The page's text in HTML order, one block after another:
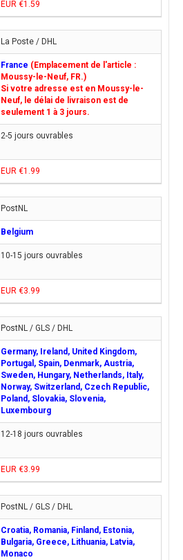
EUR €1.59
La Poste / DHL
France (Emplacement de l'article :
Moussy-le-Neuf, FR.)
Si votre adresse est en Moussy-le-
Neuf, le délai de livraison est de
seulement 1 à 3 jours.
2-5 jours ouvrables
EUR €1.99
PostNL
Belgium
10-15 jours ouvrables
EUR €3.99
PostNL / GLS / DHL
Germany, Ireland, United Kingdom,
Portugal, Spain, Denmark, Austria,
Sweden, Hungary, Netherlands, Italy,
Norway, Switzerland, Czech Republic,
Poland, Slovakia, Slovenia,
Luxembourg
12-18 jours ouvrables
EUR €3.99
PostNL / GLS / DHL
Croatia, Romania, Finland, Estonia,
Bulgaria, Greece, Lithuania, Latvia,
Monaco